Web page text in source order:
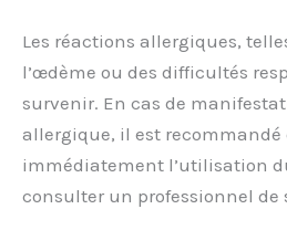
Les réactions allergiques,
l’œdème ou des difficultés
survenir. En cas de
allergique, il est recommandé
immédiatement l’utilisation
consulter un professionnel de